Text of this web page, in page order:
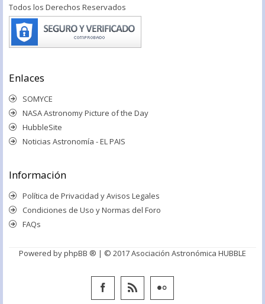
Todos los Derechos Reservados
Enlaces
SOMYCE
NASA Astronomy Picture of the Day
HubbleSite
Noticias Astronomía - EL PAIS
Información
Política de Privacidad y Avisos Legales
Condiciones de Uso y Normas del Foro
FAQs
Powered byphpBB ® | © 2017 Asociación Astronómica HUBBLE